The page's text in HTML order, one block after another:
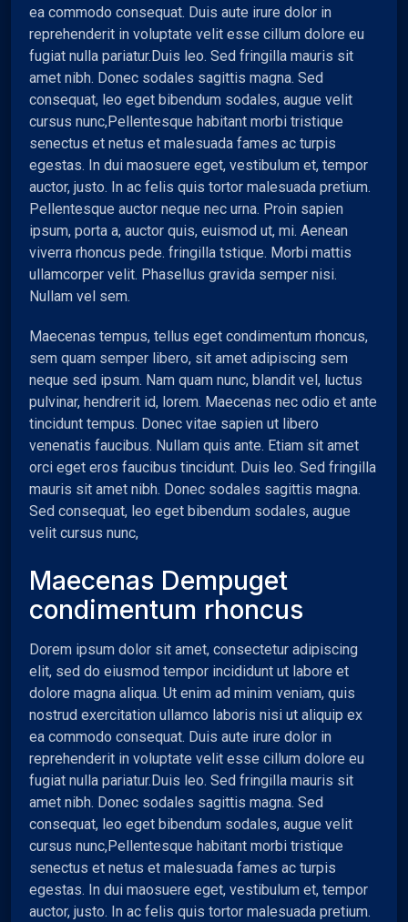
ea commodo consequat. Duis aute irure dolor in
reprehenderit in voluptate velit esse cillum dolore eu
fugiat nulla pariatur.Duis leo. Sed fringilla mauris sit
amet nibh. Donec sodales sagittis magna. Sed
consequat, leo eget bibendum sodales, augue velit
cursus nunc,Pellentesque habitant morbi tristique
senectus et netus et malesuada fames ac turpis
egestas. In dui maosuere eget, vestibulum et, tempor
auctor, justo. In ac felis quis tortor malesuada pretium.
Pellentesque auctor neque nec urna. Proin sapien
ipsum, porta a, auctor quis, euismod ut, mi. Aenean
viverra rhoncus pede. fringilla tstique. Morbi mattis
ullamcorper velit. Phasellus gravida semper nisi.
Nullam vel sem.
Maecenas tempus, tellus eget condimentum rhoncus,
sem quam semper libero, sit amet adipiscing sem
neque sed ipsum. Nam quam nunc, blandit vel, luctus
pulvinar, hendrerit id, lorem. Maecenas nec odio et ante
tincidunt tempus. Donec vitae sapien ut libero
venenatis faucibus. Nullam quis ante. Etiam sit amet
orci eget eros faucibus tincidunt. Duis leo. Sed fringilla
mauris sit amet nibh. Donec sodales sagittis magna.
Sed consequat, leo eget bibendum sodales, augue
velit cursus nunc,
Maecenas Dempuget
condimentum rhoncus
Dorem ipsum dolor sit amet, consectetur adipiscing
elit, sed do eiusmod tempor incididunt ut labore et
dolore magna aliqua. Ut enim ad minim veniam, quis
nostrud exercitation ullamco laboris nisi ut aliquip ex
ea commodo consequat. Duis aute irure dolor in
reprehenderit in voluptate velit esse cillum dolore eu
fugiat nulla pariatur.Duis leo. Sed fringilla mauris sit
amet nibh. Donec sodales sagittis magna. Sed
consequat, leo eget bibendum sodales, augue velit
cursus nunc,Pellentesque habitant morbi tristique
senectus et netus et malesuada fames ac turpis
egestas. In dui maosuere eget, vestibulum et, tempor
auctor, justo. In ac felis quis tortor malesuada pretium.